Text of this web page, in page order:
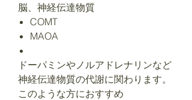
脳、神経伝達物質
COMT
MAOA
ドーパミンやノルアドレナリンなど
神経伝達物質の代謝に関わります。
このような方におすすめ